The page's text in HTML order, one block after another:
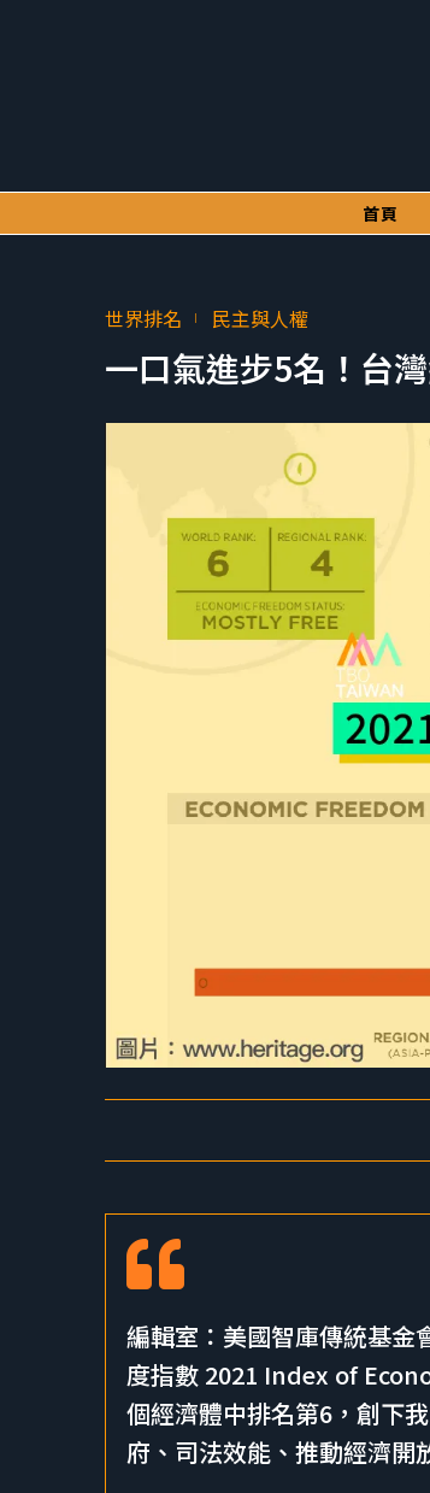
首頁
世界排名 民主與人權
一口氣進步5名！台
編輯室：美國智庫傳統基
度指數 2021 Index of
個經濟體中排名第6，創下
府、司法效能、推動經濟開